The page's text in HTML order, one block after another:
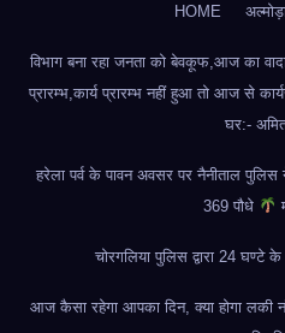
HOME
विभाग बना रहा जनता को बेवकूफ,आज का
प्रारम्भ,कार्य प्रारम्भ नहीं हुआ तो आज से
घर:-
हरेला पर्व के पावन अवसर पर नैनीताल पुलिस
369 पौधे
चोरगलिया पुलिस द्वारा 24 घण्टे
आज कैसा रहेगा आपका दिन, क्या होगा लकी